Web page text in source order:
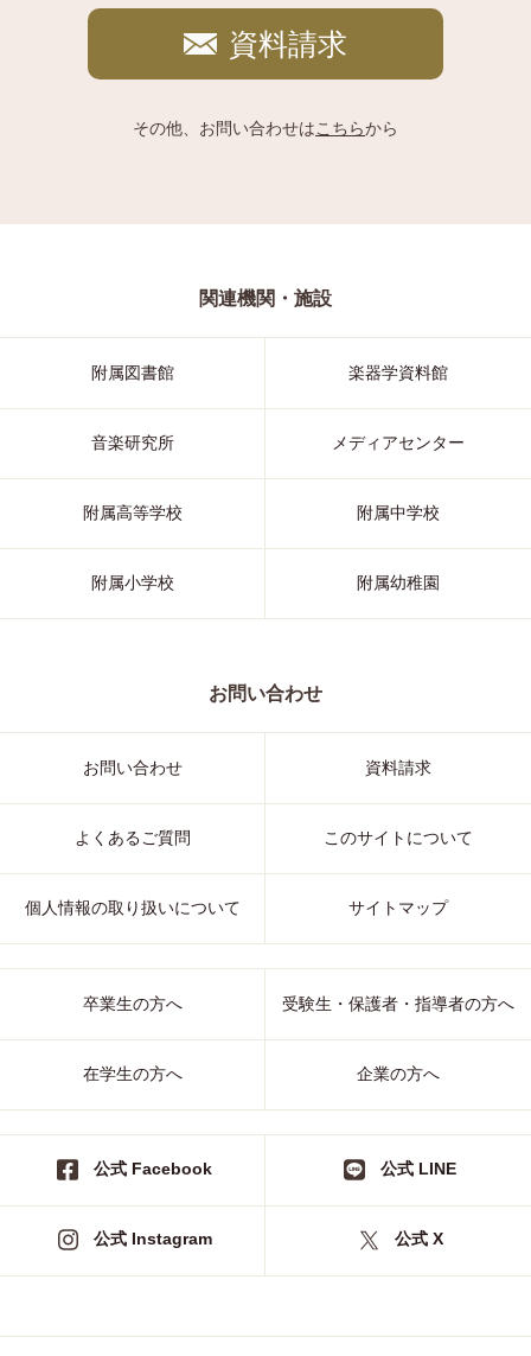
資料請求
その他、お問い合わせはこちらから
関連機関・施設
附属図書館 楽器学資料館
音楽研究所 メディアセンター
附属高等学校 附属中学校
附属小学校 附属幼稚園
お問い合わせ
お問い合わせ 資料請求
よくあるご質問 このサイトについて
個人情報の取り扱いについて サイトマップ
卒業生の方へ 受験生・保護者・指導者の方へ
在学生の方へ 企業の方へ
公式 Facebook 公式 LINE
公式 Instagram 公式 X